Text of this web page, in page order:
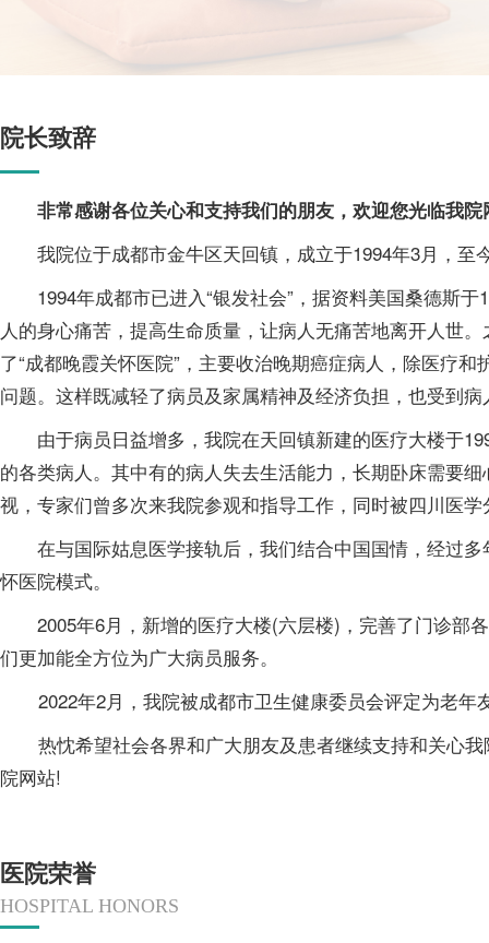
院长致辞
非常感谢各位关心和支持我们的朋友，欢迎您光临我院
我院位于成都市金牛区天回镇，成立于1994年3月，至
1994年成都市已进入“银发社会”，据资料美国桑德斯于
人的身心痛苦，提高生命质量，让病人无痛苦地离开人世
了“成都晚霞关怀医院”，主要收治晚期癌症病人，除医疗
问题。这样既减轻了病员及家属精神及经济负担，也受到
由于病员日益增多，我院在天回镇新建的医疗大楼于
的各类病人。其中有的病人失去生活能力，长期卧床需要
视，专家们曾多次来我院参观和指导工作，同时被四川医
在与国际姑息医学接轨后，我们结合中国国情，经过多
怀医院模式。
2005年6月，新增的医疗大楼(六层楼)，完善了门诊部
们更加能全方位为广大病员服务。
2022年2月，我院被成都市卫生健康委员会评定为老年
热忱希望社会各界和广大朋友及患者继续支持和关心我
院网站!
医院荣誉
HOSPITAL HONORS